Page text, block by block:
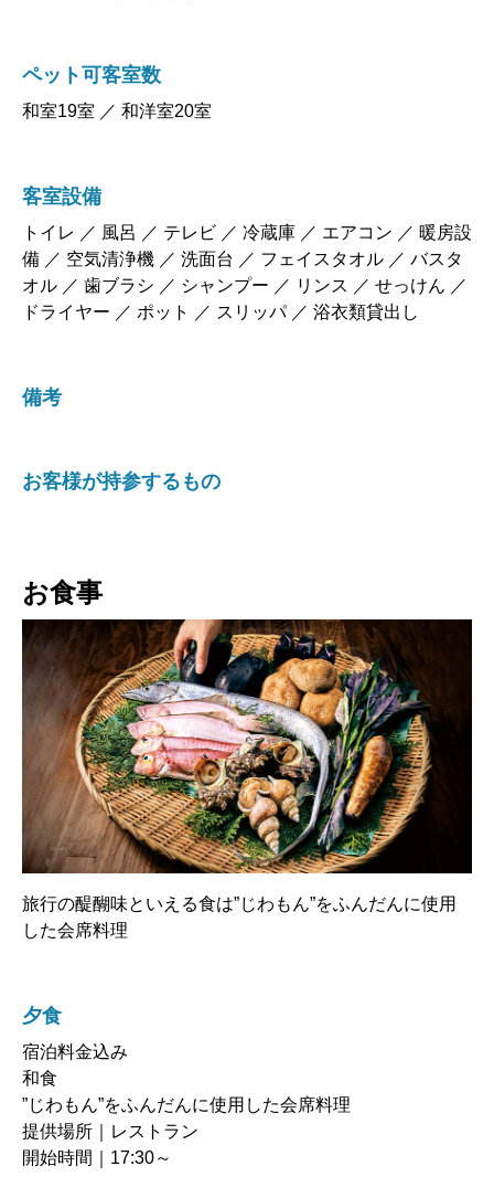
ペット可客室数
和室19室 ／ 和洋室20室
客室設備
トイレ ／ 風呂 ／ テレビ ／ 冷蔵庫 ／ エアコン ／ 暖房設
備 ／ 空気清浄機 ／ 洗面台 ／ フェイスタオル ／ バスタ
オル ／ 歯ブラシ ／ シャンプー ／ リンス ／ せっけん ／
ドライヤー ／ ポット ／ スリッパ ／ 浴衣類貸出し
備考
お客様が持参するもの
お食事
旅行の醍醐味といえる食は”じわもん”をふんだんに使用
した会席料理
夕食
宿泊料金込み
和食
”じわもん”をふんだんに使用した会席料理
提供場所｜レストラン
開始時間｜17:30～